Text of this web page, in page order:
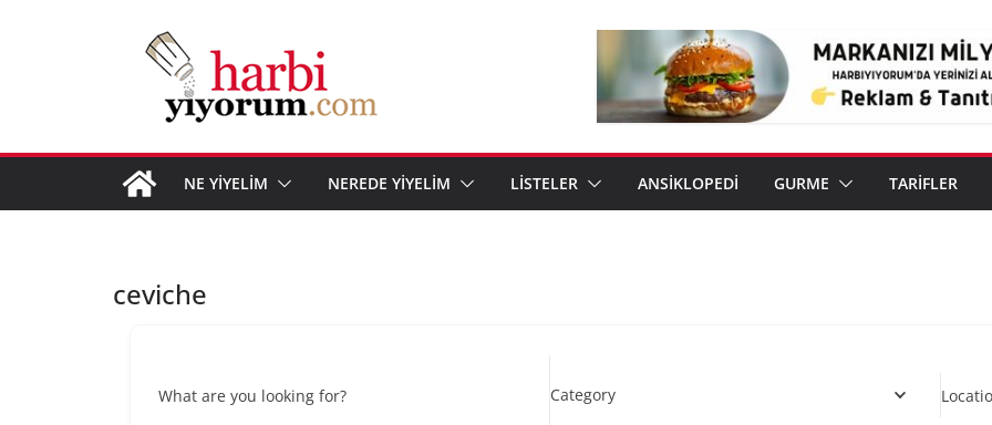
NE YİYELİM NEREDE YİYELİM LİSTELER ANSİKLOPEDİ GURME TARİFLER
ceviche
What are you looking for? Category